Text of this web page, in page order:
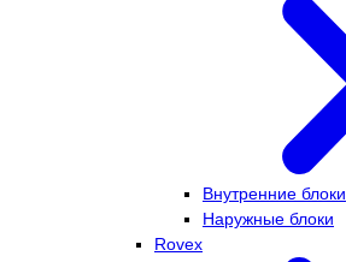
Внутренние блоки
Наружные блоки
Rovex